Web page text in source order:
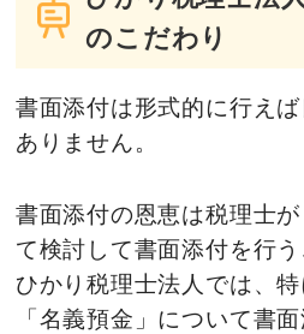
のこだわり
書面添付は形式的に行え
ありません。
書面添付の恩恵は税理士
て検討して書面添付を行う
ひかり税理士法人では、
「名義預金」について書